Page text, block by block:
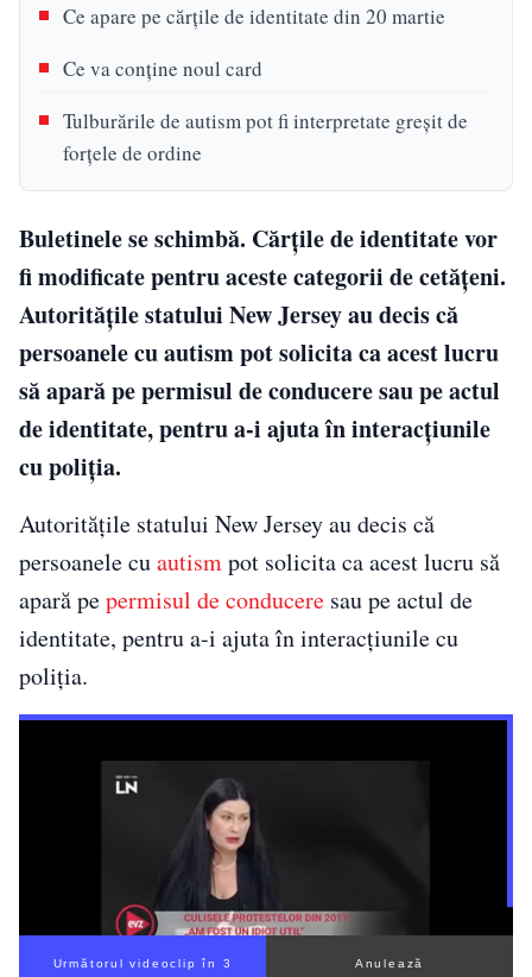
Ce apare pe cărțile de identitate din 20 martie
Ce va conține noul card
Tulburările de autism pot fi interpretate greșit de
forțele de ordine
Buletinele se schimbă. Cărțile de identitate vor
fi modificate pentru aceste categorii de cetățeni.
Autoritățile statului New Jersey au decis că
persoanele cu autism pot solicita ca acest lucru
să apară pe permisul de conducere sau pe actul
de identitate, pentru a-i ajuta în interacțiunile
cu poliția.
Autoritățile statului New Jersey au decis că
persoanele cuautismpot solicita ca acest lucru să
apară pepermisul de conducere sau pe actul de
identitate, pentru a-i ajuta în interacțiunile cu
poliția.
Următorul videoclip în 3 Anulează